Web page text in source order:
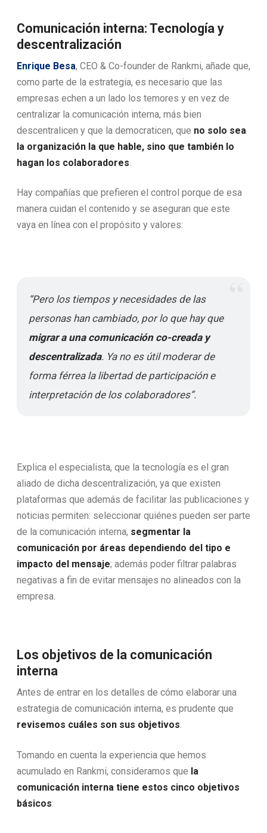
Comunicación interna: Tecnología y
descentralización
Enrique Besa, CEO & Co-founder de Rankmi, añade que,
como parte de la estrategia, es necesario que las
empresas echen a un lado los temores y en vez de
centralizar la comunicación interna, más bien
descentralicen y que la democraticen, que no solo sea
la organización la que hable, sino que también lo
hagan los colaboradores.
Hay compañías que prefieren el control porque de esa
manera cuidan el contenido y se aseguran que este
vaya en línea con el propósito y valores:
“Pero los tiempos y necesidades de las
personas han cambiado, por lo que hay que
migrar a una comunicación co-creada y
descentralizada. Ya no es útil moderar de
forma férrea la libertad de participación e
interpretación de los colaboradores”.
Explica el especialista, que la tecnología es el gran
aliado de dicha descentralización, ya que existen
plataformas que además de facilitar las publicaciones y
noticias permiten: seleccionar quiénes pueden ser parte
de la comunicación interna, segmentar la
comunicación por áreas dependiendo del tipo e
impacto del mensaje; además poder filtrar palabras
negativas a fin de evitar mensajes no alineados con la
empresa.
Los objetivos de la comunicación
interna
Antes de entrar en los detalles de cómo elaborar una
estrategia de comunicación interna, es prudente que
revisemos cuáles son sus objetivos.
Tomando en cuenta la experiencia que hemos
acumulado en Rankmi, consideramos que la
comunicación interna tiene estos cinco objetivos
básicos: